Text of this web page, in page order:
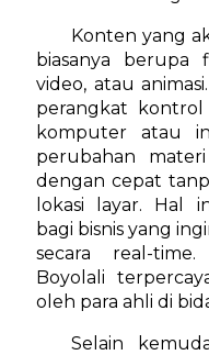
Konten yang
biasanya berupa
video, atau
perangkat
komputer atau
perubahan
dengan cepat
lokasi layar. Hal
bagi bisnis yang
secara real-
Boyolali
oleh para ahli di
Selain